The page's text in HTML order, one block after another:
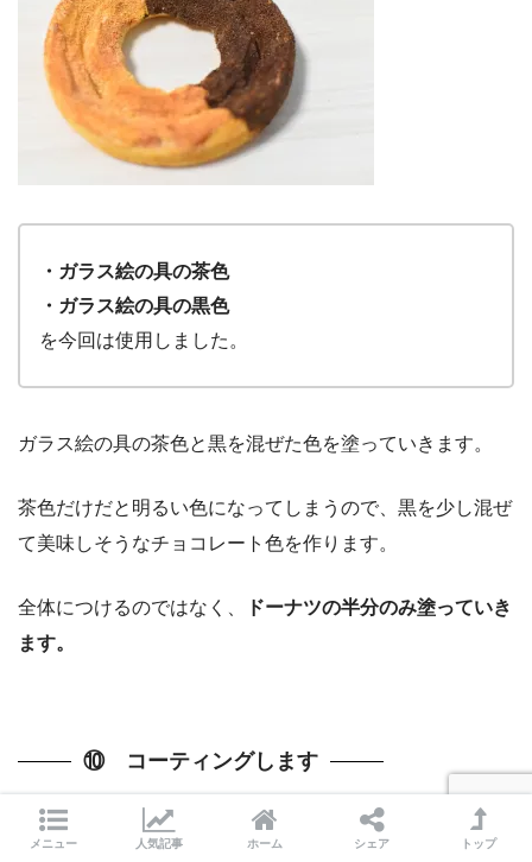
・ガラス絵の具の茶色
・ガラス絵の具の黒色
を今回は使用しました。
ガラス絵の具の茶色と黒を混ぜた色を塗っていきます。
茶色だけだと明るい色になってしまうので、黒を少し混ぜ
て美味しそうなチョコレート色を作ります。
全体につけるのではなく、
ドーナツの半分のみ塗っていき
ます。
⑩ コーティングします
メニュー 人気記事 ホーム シェア トップ